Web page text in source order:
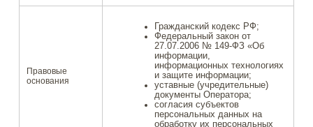
Правовые
основания
Гражданский кодекс РФ;
Федеральный закон от
27.07.2006 № 149-ФЗ «Об
информации,
информационных технологиях
и защите информации;
уставные (учредительные)
документы Оператора;
согласия субъектов
персональных данных на
обработку их персональных